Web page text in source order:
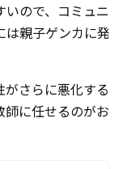
ので、コミュニ
は親子ゲンカに発
さらに悪化する
師に任せるのがお